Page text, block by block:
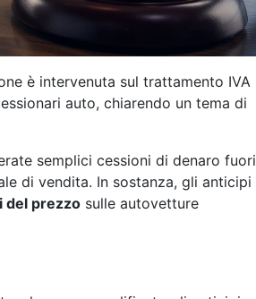
è intervenuta sul trattamento IVA
auto, chiarendo un tema di
semplici cessioni di denaro fuori
di vendita. In sostanza, gli anticipi
del prezzo sulle autovetture